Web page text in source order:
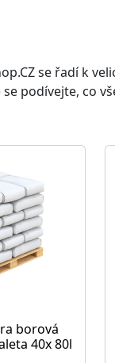
se řadí k
podívejte, co
borová
40x 80l